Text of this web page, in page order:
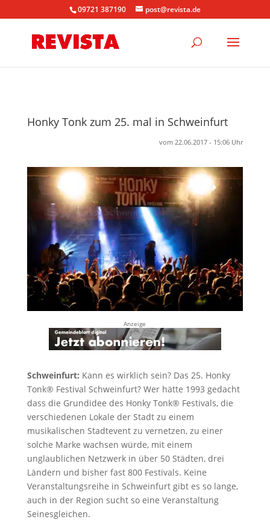
09721 387190 post@revista.de
Honky Tonk zum 25. mal in Schweinfurt
vom 22.06.2017 - 15:06 Uhr
Anzeige
Schweinfurt: Kann es wirklich sein? Das 25. Honky
Tonk® Festival Schweinfurt? Wer hätte 1993 gedacht
dass die Grundidee des Honky Tonk® Festivals, die
verschiedenen Lokale der Stadt zu einem
musikalischen Stadtevent zu vernetzen, zu einer
solche Marke wachsen würde, mit einem
unglaublichen Netzwerk in über 50 Städten, drei
Ländern und bisher fast 800 Festivals. Keine
Veranstaltungsreihe in Schweinfurt gibt es so lange,
auch in der Region sucht so eine Veranstaltung
Seinesgleichen.